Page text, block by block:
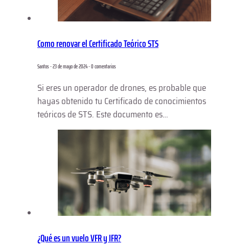
Como renovar el Certificado Teórico STS
Santos - 23 de mayo de 2024 - 0 comentarios
Si eres un operador de drones, es probable que
hayas obtenido tu Certificado de conocimientos
teóricos de STS. Este documento es…
¿Qué es un vuelo VFR y IFR?